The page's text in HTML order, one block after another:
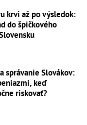
krvi až po výsledok:
do špičkového
správanie Slovákov:
keď
riskovať?